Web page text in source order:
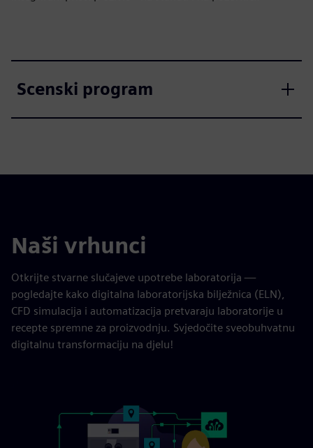
Scenski program
Naši vrhunci
Otkrijte stvarne slučajeve upotrebe laboratorija —
pogledajte kako digitalna laboratorijska bilježnica (ELN),
CFD simulacija i automatizacija pretvaraju laboratorije u
recepte spremne za proizvodnju. Svjedočite sveobuhvatnu
digitalnu transformaciju na djelu!